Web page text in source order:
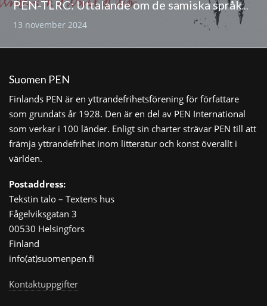
PEN-TLRC: Uttalande om de samiska språken och sen samiska litteraturen
13 november 2024
Suomen PEN
Finlands PEN är en yttrandefrihetsförening för författare
som grundats år 1928. Den är en del av PEN International
som verkar i 100 länder. Enligt sin charter strävar PEN till att
främja yttrandefrihet inom litteratur och konst överallt i
världen.
Postaddress:
Tekstin talo – Textens hus
Fågelviksgatan 3
00530 Helsingfors
Finland
info(at)suomenpen.fi
Kontaktuppgifter